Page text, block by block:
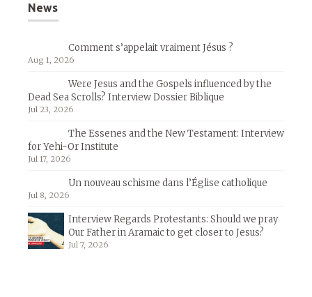
News
Comment s’appelait vraiment Jésus ?
Aug 1, 2026
Were Jesus and the Gospels influenced by the
Dead Sea Scrolls? Interview Dossier Biblique
Jul 23, 2026
The Essenes and the New Testament: Interview
for Yehi-Or Institute
Jul 17, 2026
Un nouveau schisme dans l’Église catholique
Jul 8, 2026
Interview Regards Protestants: Should we pray
Our Father in Aramaic to get closer to Jesus?
Jul 7, 2026